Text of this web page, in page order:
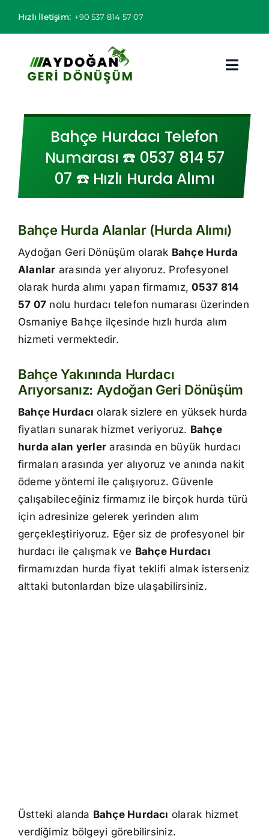
Hızlı İletişim: +90 537 814 57 07
Hurda Fiyatları
Hizmet Bölgeleri
Hakkımızda
İletişim
Bahçe Hurdacı Telefon
Numarası ☎️ 0537 814 57
07 ☎️ Hızlı Hurda Alımı
Bahçe Hurda Alanlar (Hurda Alımı)
Aydoğan Geri Dönüşüm olarak Bahçe Hurda
Alanlar arasında yer alıyoruz. Profesyonel
olarak hurda alımı yapan firmamız,0537 814
57 07 nolu hurdacı telefon numarası üzerinden
Osmaniye Bahçe ilçesinde hızlı hurda alım
hizmeti vermektedir.
Bahçe Yakınında Hurdacı
Arıyorsanız: Aydoğan Geri Dönüşüm
Bahçe Hurdacı olarak sizlere en yüksek hurda
fiyatları sunarak hizmet veriyoruz. Bahçe
hurda alan yerler arasında en büyük hurdacı
firmaları arasında yer alıyoruz ve anında nakit
ödeme yöntemi ile çalışıyoruz. Güvenle
çalışabileceğiniz firmamız ile birçok hurda türü
için adresinize gelerek yerinden alım
gerçekleştiriyoruz. Eğer siz de profesyonel bir
hurdacı ile çalışmak ve Bahçe Hurdacı
firmamızdan hurda fiyat teklifi almak isterseniz
alttaki butonlardan bize ulaşabilirsiniz.
Üstteki alanda Bahçe Hurdacı olarak hizmet
verdiğimiz bölgeyi görebilirsiniz.